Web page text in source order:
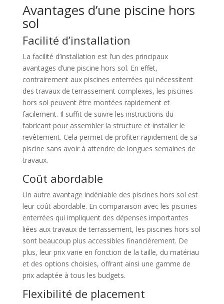
Avantages d’une piscine hors
sol
Facilité d’installation
La facilité d’installation est l’un des principaux
avantages d’une piscine hors sol. En effet,
contrairement aux piscines enterrées qui nécessitent
des travaux de terrassement complexes, les piscines
hors sol peuvent être montées rapidement et
facilement. Il suffit de suivre les instructions du
fabricant pour assembler la structure et installer le
revêtement. Cela permet de profiter rapidement de sa
piscine sans avoir à attendre de longues semaines de
travaux.
Coût abordable
Un autre avantage indéniable des piscines hors sol est
leur coût abordable. En comparaison avec les piscines
enterrées qui impliquent des dépenses importantes
liées aux travaux de terrassement, les piscines hors sol
sont beaucoup plus accessibles financièrement. De
plus, leur prix varie en fonction de la taille, du matériau
et des options choisies, offrant ainsi une gamme de
prix adaptée à tous les budgets.
Flexibilité de placement